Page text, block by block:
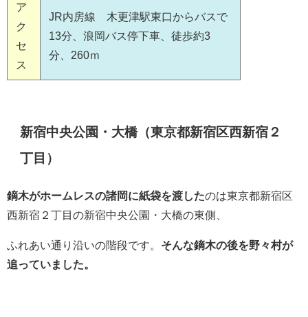
ア
ク
セ
ス
JR内房線 木更津駅東口からバスで
13分、浪岡バス停下車、徒歩約3
分、260ｍ
新宿中央公園・大橋（東京都新宿区西新宿２
丁目）
鏑木がホームレスの諸岡に紙袋を渡したのは東京都新宿区
西新宿２丁目の新宿中央公園・大橋の東側、
ふれあい通り沿いの階段です。 そんな鏑木の後を野々村が
追っていました。